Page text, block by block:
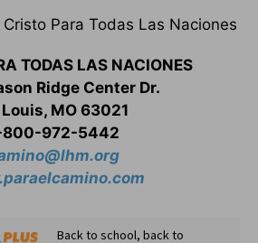
Para Todas Las Naciones
TODAS LAS NACIONES
Ridge Center Dr.
MO 63021
800-972-5442